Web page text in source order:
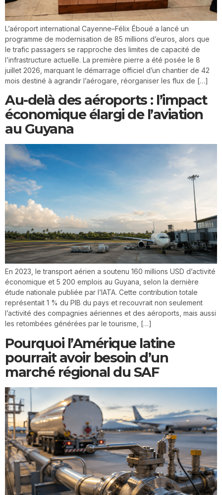
L’aéroport international Cayenne–Félix Éboué a lancé un
programme de modernisation de 85 millions d’euros, alors que
le trafic passagers se rapproche des limites de capacité de
l’infrastructure actuelle. La première pierre a été posée le 8
juillet 2026, marquant le démarrage officiel d’un chantier de 42
mois destiné à agrandir l’aérogare, réorganiser les flux de […]
Au-delà des aéroports : l’impact
économique élargi de l’aviation
au Guyana
En 2023, le transport aérien a soutenu 160 millions USD d’activité
économique et 5 200 emplois au Guyana, selon la dernière
étude nationale publiée par l’IATA. Cette contribution totale
représentait 1 % du PIB du pays et recouvrait non seulement
l’activité des compagnies aériennes et des aéroports, mais aussi
les retombées générées par le tourisme, […]
Pourquoi l’Amérique latine
pourrait avoir besoin d’un
marché régional du SAF